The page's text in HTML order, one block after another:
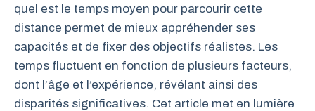
quel est le temps moyen pour parcourir cette
distance permet de mieux appréhender ses
capacités et de fixer des objectifs réalistes. Les
temps fluctuent en fonction de plusieurs facteurs,
dont l’âge et l’expérience, révélant ainsi des
disparités significatives. Cet article met en lumière